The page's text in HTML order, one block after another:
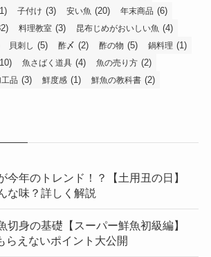
子付け (3) 安い魚 (20) 年末商品 (6)
料理教室 (3) 昆布じめがおいしい魚 (4)
貝刺し (5) 酢〆 (2) 酢の物 (5) 鍋料理 (1)
魚さばく道具 (4) 魚の売り方 (2)
品 (3) 鮮度感 (1) 鮮魚の教科書 (2)
今年のトレンド！？【土用丑の日】
な味？詳しく解説
切身の基礎【スーパー鮮魚初級編】
らえないポイント大公開